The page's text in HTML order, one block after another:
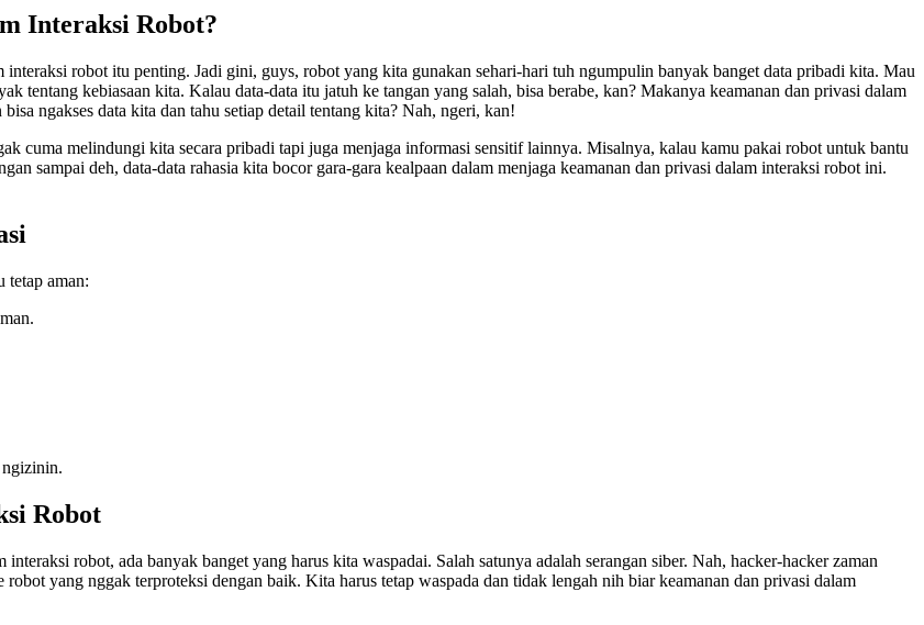
Interaksi Robot?
robot itu penting. Jadi gini, guys, robot yang kita gunakan sehari-hari tuh ngumpulin banyak banget data pribadi kita. Mau
tentang kebiasaan kita. Kalau data-data itu jatuh ke tangan yang salah, bisa berabe, kan? Makanya keamanan dan privasi dalam
ngakses data kita dan tahu setiap detail tentang kita? Nah, ngeri, kan!
cuma melindungi kita secara pribadi tapi juga menjaga informasi sensitif lainnya. Misalnya, kalau kamu pakai robot untuk bantu
sampai deh, data-data rahasia kita bocor gara-gara kealpaan dalam menjaga keamanan dan privasi dalam interaksi robot ini.
tetap aman:
Robot
robot, ada banyak banget yang harus kita waspadai. Salah satunya adalah serangan siber. Nah, hacker-hacker zaman
yang nggak terproteksi dengan baik. Kita harus tetap waspada dan tidak lengah nih biar keamanan dan privasi dalam